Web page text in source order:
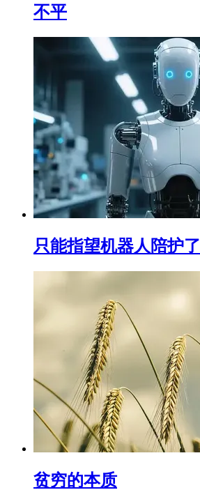
不平
只能指望机器人陪护了
贫穷的本质